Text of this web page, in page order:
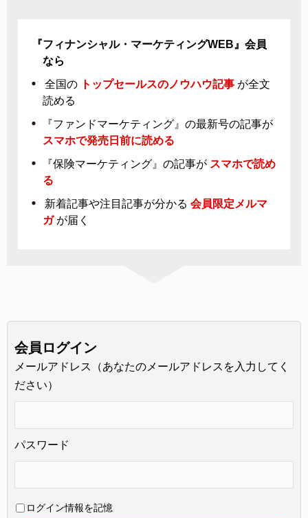
『フィナンシャル・マーケティングWEB』会員
なら
全国の トップセールスのノウハウ記事 が全文
読める
『ファンドマーケティング』の最新号の記事が
スマホで発売日前に読める
『保険マーケティング』の記事が スマホで読め
る
新着記事や注目記事が分かる 会員限定メルマ
ガが届く
会員ログイン
メールアドレス（あなたのメールアドレスを入力してく
ださい）
パスワード
ログイン情報を記憶